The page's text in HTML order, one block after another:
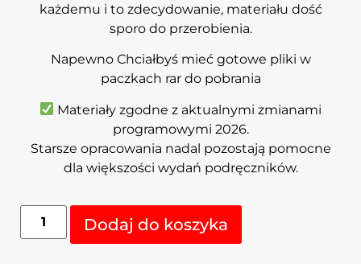
każdemu i to zdecydowanie, materiału dość
sporo do przerobienia.
Napewno Chciałbyś mieć gotowe pliki w
paczkach rar do pobrania
Materiały zgodne z aktualnymi zmianami
programowymi 2026.
Starsze opracowania nadal pozostają pomocne
dla większości wydań podręczników.
Dodaj do koszyka